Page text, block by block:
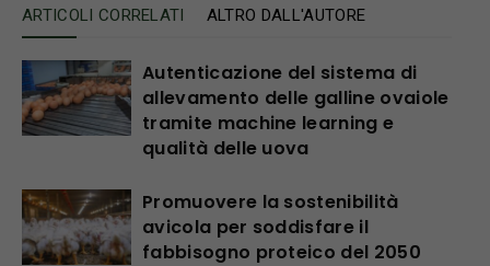
ARTICOLI CORRELATI ALTRO DALL'AUTORE
Autenticazione del sistema di
allevamento delle galline ovaiole
tramite machine learning e
qualità delle uova
Promuovere la sostenibilità
avicola per soddisfare il
fabbisogno proteico del 2050